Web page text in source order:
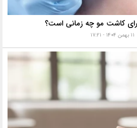
کاشت مو چه زمانی است؟
۱۱ بهمن ۱۴۰۴ - ۱۷:۲۱